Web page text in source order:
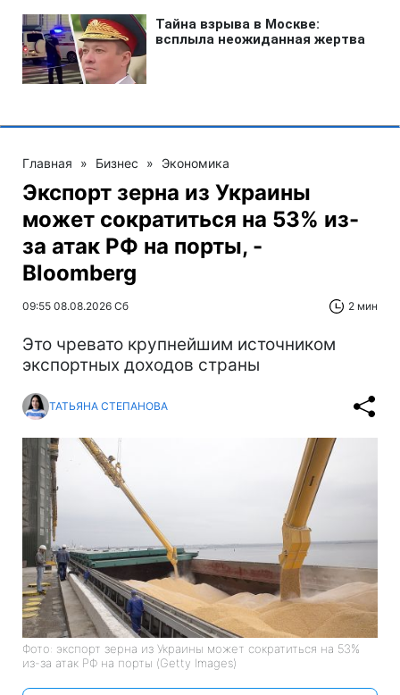
Главная » Бизнес » Экономика
Экспорт зерна из Украины
может сократиться на 53% из-
за атак РФ на порты, -
Bloomberg
09:55 08.08.2026 Сб 2 мин
Это чревато крупнейшим источником
экспортных доходов страны
ТАТЬЯНА СТЕПАНОВА
Фото: экспорт зерна из Украины может сократиться на 53%
из-за атак РФ на порты (Getty Images)